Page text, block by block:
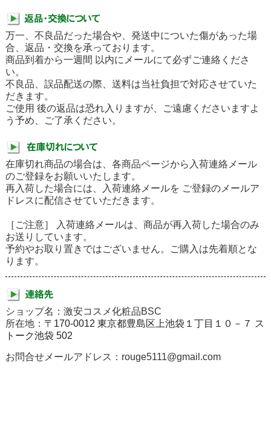
万一、不良品だった場合や、発送中についた傷があった場
合、返品・交換を承っております。
商品到着から一週間 以内にメールにて必ずご連絡くださ
い。
不良品、誤品配送の際、送料は当社負担で対応させていた
だきます。
ご使用 後の返品は恐れ入りますが、ご遠慮くださいますよ
う予め、ご了承ください。
在庫切れ商品の場合は、各商品ページから入荷連絡メール
のご登録をお願いいたします。
再入荷した場合には、入荷連絡メールを ご登録のメールア
ドレスに配信させていただきます。
［ご注意］ 入荷連絡メールは、商品が再入荷した場合のみ
お送りしています。
予約やお取り置きではございません。ご購入は先着順とな
ります。
ショップ名：激安コスメ化粧品BSC
所在地： 〒170-0012 東京都豊島区上池袋１丁目１０－７ ス
トーク池袋 502
お問合せメールアドレス：rouge5111@gmail.com